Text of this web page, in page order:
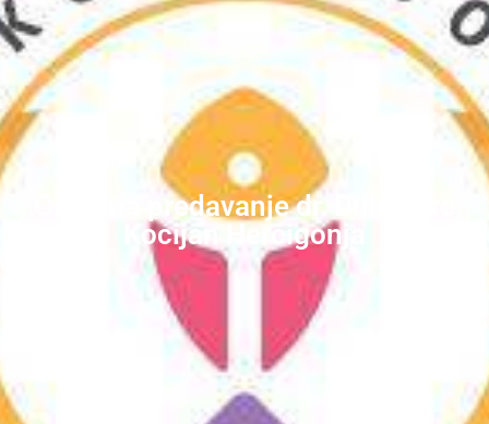
Osvrt na predavanje dr. Dubravke
Kocijan Hercigonja